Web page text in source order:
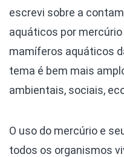
escrevi sobre a
aquáticos por
mamíferos aquáticos
tema é bem mais
ambientais, sociais,
O uso do mercúrio e
todos os organismos